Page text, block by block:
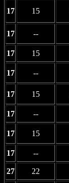
17 15
17 --
17 15
17 --
17 15
17 --
17 15
17 --
27 22